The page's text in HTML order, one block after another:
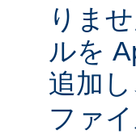
りま
ルを
追加
ファ